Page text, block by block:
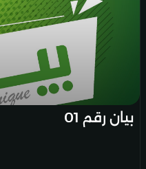
بيان رقم 01